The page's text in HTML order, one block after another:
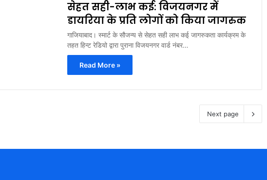
सेहत सही-लाभ कई: विजयनगर में
डायरिया के प्रति लोगों को किया जागरुक
गाजियाबाद। स्मार्ट के सौजन्य से सेहत सही लाभ कई जागरुकता कार्यक्रम के
तहत हिन्ट रेडियो द्वारा पुराना विजयनगर वार्ड नंबर…
Read More »
Next page